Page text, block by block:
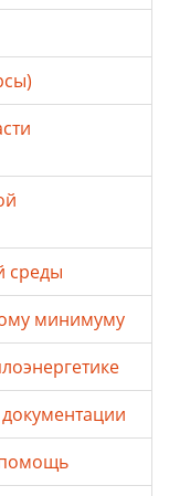
среды
минимуму